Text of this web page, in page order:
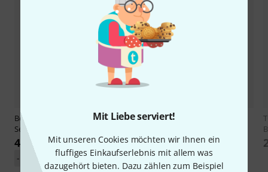
Mit Liebe serviert!
Mit unseren Cookies möchten wir Ihnen ein
fluffiges Einkaufserlebnis mit allem was
dazugehört bieten. Dazu zählen zum Beispiel
Boss
VE-22 Vocal Performer Bag
Set
405 €
UVP: 468 €
-13%
TC-Helicon
239 €